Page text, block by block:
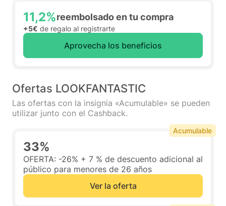
11,2%reembolsado en tu compra
+5€ de regalo al registrarte
Aprovecha los beneficios
Ofertas LOOKFANTASTIC
Las ofertas con la insignia «Acumulable» se pueden
utilizar junto con el Cashback.
33%
OFERTA: -26% + 7 % de descuento adicional al
público para menores de 26 años
Ver la oferta
Acumulable